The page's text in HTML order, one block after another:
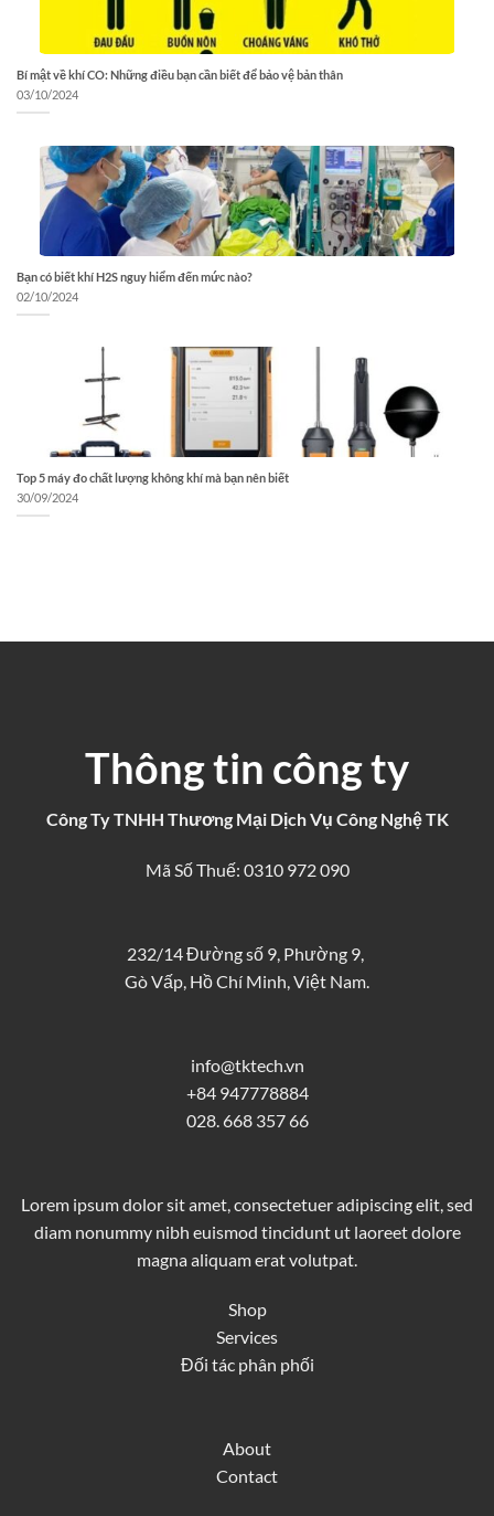
Bí mật về khí CO: Những điều bạn cần biết để bảo vệ bản thân
03/10/2024
Bạn có biết khí H2S nguy hiểm đến mức nào?
02/10/2024
Top 5 máy đo chất lượng không khí mà bạn nên biết
30/09/2024
Thông tin công ty
Công Ty TNHH Thương Mại Dịch Vụ Công Nghệ TK
Mã Số Thuế: 0310 972 090
232/14 Đường số 9, Phường 9,
Gò Vấp, Hồ Chí Minh, Việt Nam.
info@tktech.vn
+84 947778884
028. 668 357 66
Lorem ipsum dolor sit amet, consectetuer adipiscing elit, sed
diam nonummy nibh euismod tincidunt ut laoreet dolore
magna aliquam erat volutpat.
Shop
Services
Đối tác phân phối
About
Contact